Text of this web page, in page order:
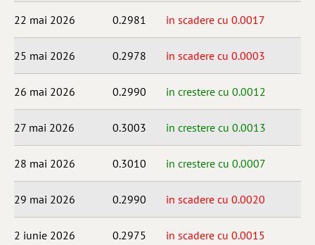
22 mai 2026 0.2981 in scadere cu 0.0017
25 mai 2026 0.2978 in scadere cu 0.0003
26 mai 2026 0.2990 in crestere cu 0.0012
27 mai 2026 0.3003 in crestere cu 0.0013
28 mai 2026 0.3010 in crestere cu 0.0007
29 mai 2026 0.2990 in scadere cu 0.0020
2 iunie 2026 0.2975 in scadere cu 0.0015